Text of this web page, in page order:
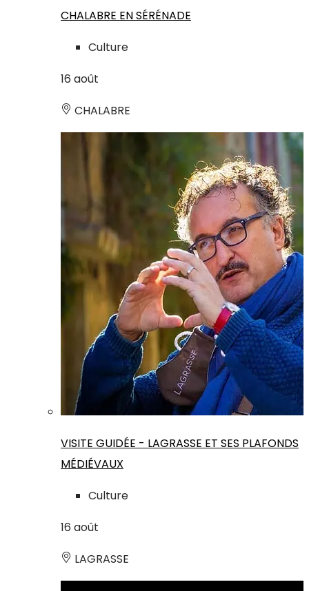
CHALABRE EN SÉRÉNADE
Culture
16 août
CHALABRE
VISITE GUIDÉE - LAGRASSE ET SES PLAFONDS
MÉDIÉVAUX
Culture
16 août
LAGRASSE